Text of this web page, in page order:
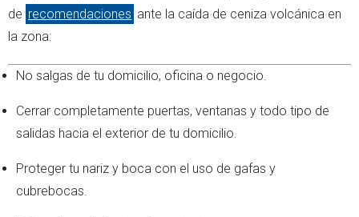
de recomendaciones ante la caída de ceniza volcánica en
la zona:
No salgas de tu domicilio, oficina o negocio.
Cerrar completamente puertas, ventanas y todo tipo de
salidas hacia el exterior de tu domicilio.
Proteger tu nariz y boca con el uso de gafas y
cubrebocas.